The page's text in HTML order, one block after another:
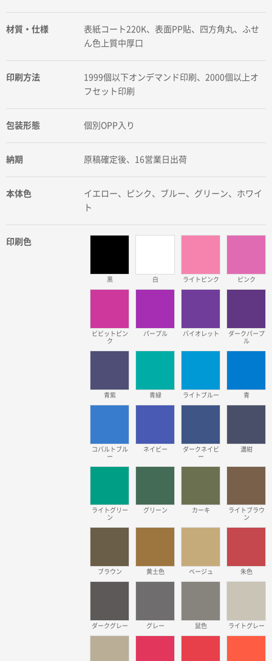
材質・仕様
表紙コート220K、表面PP貼、四方角丸、ふせ
ん色上質中厚口
印刷方法
1999個以下オンデマンド印刷、2000個以上オ
フセット印刷
包装形態 個別OPP入り
納期 原稿確定後、16営業日出荷
本体色
イエロー、ピンク、ブルー、グリーン、ホワイ
ト
印刷色
黒 白 ライトピンク ピンク
ビビットピン
ク
パープル バイオレット
ダークパープ
ル
青紫 青緑 ライトブルー 青
コバルトブル
ー
ネイビー
ダークネイビ
ー
濃紺
ライトグリー
ン
グリーン カーキ
ライトブラウ
ン
ブラウン 黄土色 ベージュ 朱色
ダークグレー グレー 鼠色 ライトグレー